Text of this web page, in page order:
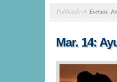
Publicado en Eventos
Mar. 14: